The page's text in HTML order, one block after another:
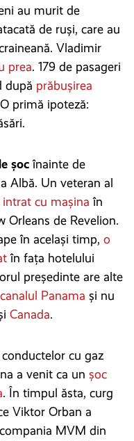
au murit de
de ruși, care au
Vladimir
prea. 179 de pasageri
după prăbușirea
primă ipoteză:
șocînainte de
Albă. Un veteran al
intrat cu mașina în
Orleans de Revelion.
în același timp, o
în fața hotelului
președinte are alte
Panama și nu
Canada.
cu gaz
a venit ca un șoc
. În timpul ăsta, curg
Viktor Orban a
MVM din